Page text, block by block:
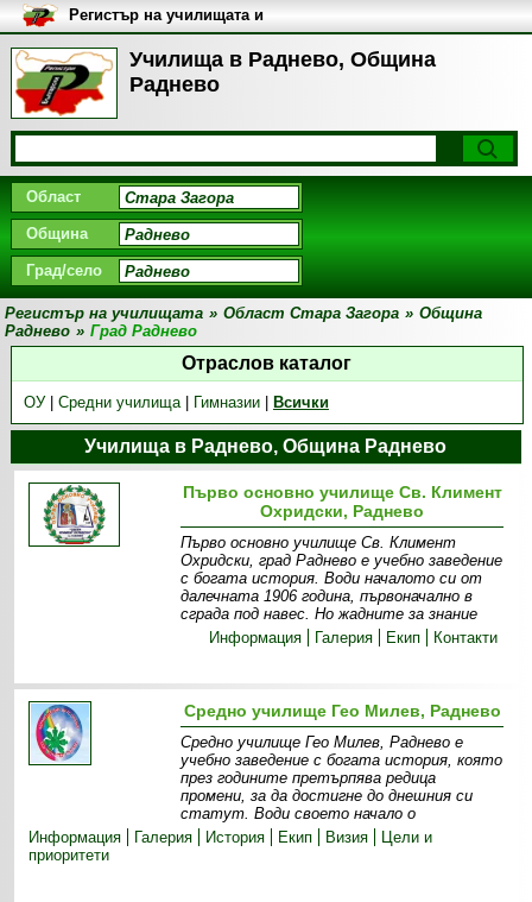
Училища в Раднево, Община
Раднево
Регистър на училищата и
университетите в България
Област
Община
Град/село
Регистър на училищата » Област Стара Загора » Община
Раднево » Град Раднево
Отраслов каталог
ОУ| Средни училища| Гимназии| Всички
Училища в Раднево, Община Раднево
Първо основно училище Св. Климент
Охридски, Раднево
Първо основно училище Св. Климент
Охридски, град Раднево е учебно заведение
с богата история. Води началото си от
далечната 1906 година, първоначално в
сграда под навес. Но жадните за знание
Информация
Галерия Екип Контакти
Средно училище Гео Милев, Раднево
Средно училище Гео Милев, Раднево е
учебно заведение с богата история, която
през годините претърпява редица
промени, за да достигне до днешния си
статут. Води своето начало о
Информация
Галерия История Екип Визия
Цели и
приоритети